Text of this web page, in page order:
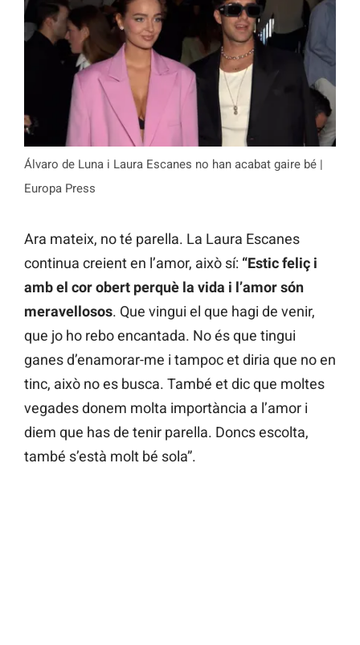
Álvaro de Luna i Laura Escanes no han acabat gaire bé |
Europa Press
Ara mateix, no té parella. La Laura Escanes
continua creient en l’amor, això sí: “Estic feliç i
amb el cor obert perquè la vida i l’amor són
meravellosos. Que vingui el que hagi de venir,
que jo ho rebo encantada. No és que tingui
ganes d’enamorar-me i tampoc et diria que no en
tinc, això no es busca. També et dic que moltes
vegades donem molta importància a l’amor i
diem que has de tenir parella. Doncs escolta,
també s’està molt bé sola”.